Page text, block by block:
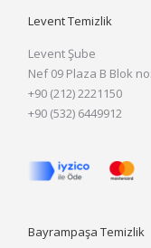
Levent Temizlik
Levent Şube
Nef 09 Plaza B Blok
+90 (212) 2221150
+90 (532) 6449912
Bayrampaşa Temizlik